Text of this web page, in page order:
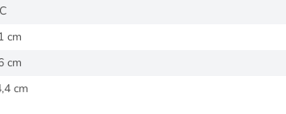
cm
cm
cm